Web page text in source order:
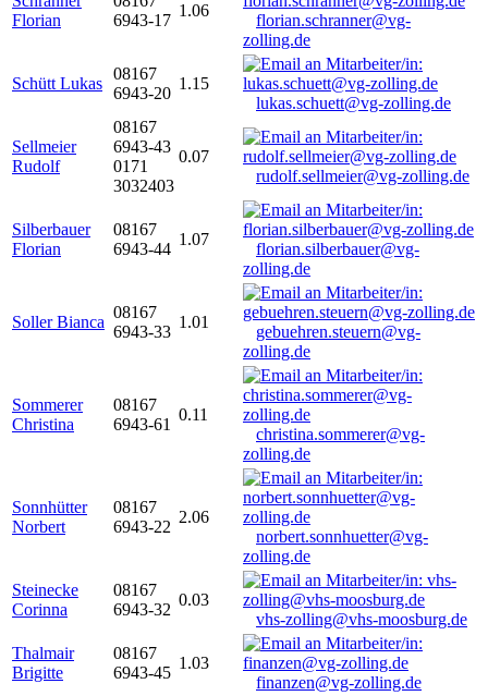
Florian
6943-17
1.06
florian.schranner@vg-
zolling.de
Schütt Lukas
08167
6943-20
1.15
lukas.schuett@vg-zolling.de
Sellmeier
Rudolf
08167
6943-43
0171
3032403
0.07
rudolf.sellmeier@vg-zolling.de
Silberbauer
Florian
08167
6943-44
1.07
florian.silberbauer@vg-
zolling.de
Soller Bianca
08167
6943-33
1.01
gebuehren.steuern@vg-
zolling.de
Sommerer
Christina
08167
6943-61
0.11
christina.sommerer@vg-
zolling.de
Sonnhütter
Norbert
08167
6943-22
2.06
norbert.sonnhuetter@vg-
zolling.de
Steinecke
Corinna
08167
6943-32
0.03
vhs-zolling@vhs-moosburg.de
Thalmair
Brigitte
08167
6943-45
1.03
finanzen@vg-zolling.de